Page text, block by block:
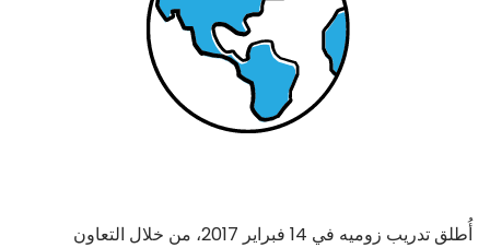
أُطلق تدريب زوميه في 14 فبراير 2017، من خلال التعاون